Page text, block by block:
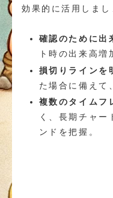
効果的に活用しまし
確認のために出
ト時の出来高増
損切りラインを
た場合に備えて
複数のタイムフ
く、長期チャー
ンドを把握。